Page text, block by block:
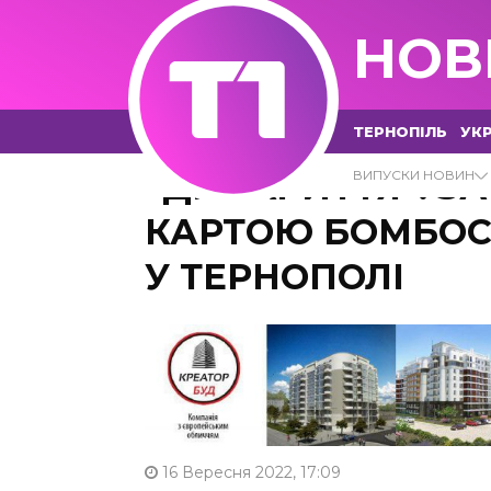
ТЕРНОПІЛЬ
ВИПУСКИ НОВИН
“ДЕ УКРИТТЯ”:
КАРТОЮ
У ТЕРНОПОЛІ
16 Вересня 2022, 17:09